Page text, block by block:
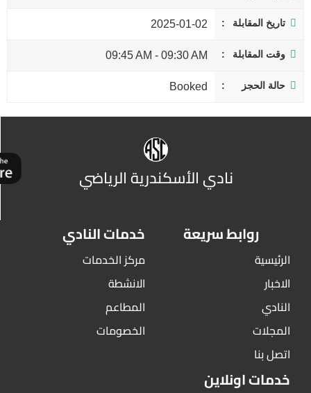
تاريخ المقابلة 2025-01-02
وقت المقابلة 09:30 AM
-
09:45 AM
حالة الحجز Booked
نادي الأسكندرية الرياضي
روابط سريعة
الرئيسية
الاخبار
النادي
المجلات
اتصل بنا
خدمات النادي
مركز الخدمات
الانشطة
المطاعم
الخصومات
خدمات اونلاين